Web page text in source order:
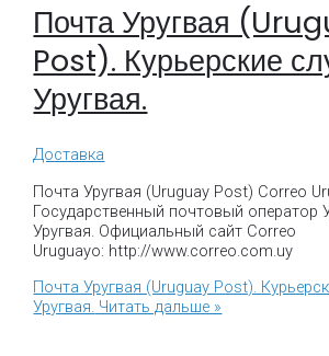
Почта Уругвая
Post). Курьерские
Уругвая.
Доставка
Почта Уругвая (Uruguay Post) Correo
Государственный почтовый оператор
Уругвая. Официальный сайт Correo
Uruguayo: http://www.correo.com.uy
Почта Уругвая (Uruguay Post).
Уругвая. Читать дальше »